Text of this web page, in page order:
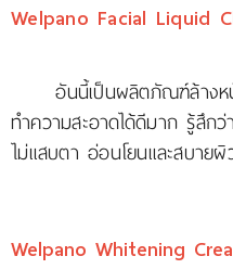
Welpano Facial Liquid
อันนี้เป็นผลิตภัณฑ์ล้างห
ทำความสะอาดได้ดีมาก รู้สึกว่
ไม่แสบตา อ่อนโยนและสบ
Welpano Whitening